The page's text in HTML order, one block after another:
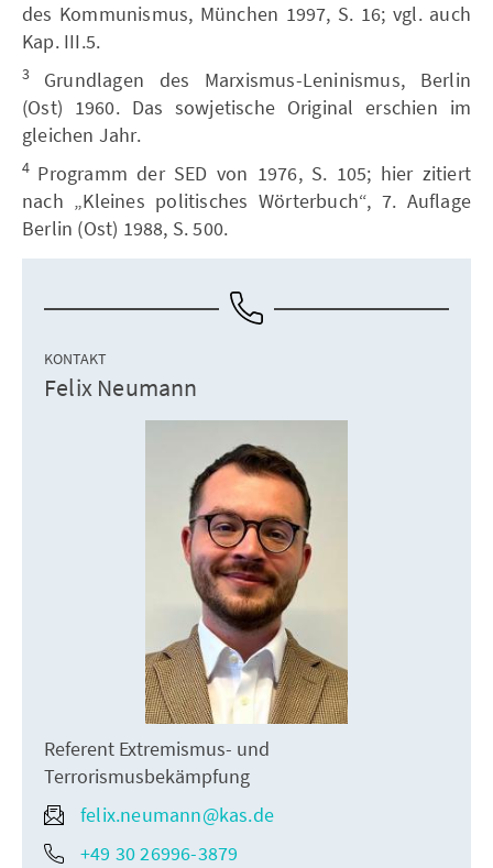
des Kommunismus, München 1997, S. 16; vgl. auch
Kap. III.5.
3 Grundlagen des Marxismus-Leninismus, Berlin
(Ost) 1960. Das sowjetische Original erschien im
gleichen Jahr.
4 Programm der SED von 1976, S. 105; hier zitiert
nach „Kleines politisches Wörterbuch“, 7. Auflage
Berlin (Ost) 1988, S. 500.
KONTAKT
Felix Neumann
Referent Extremismus- und
Terrorismusbekämpfung
felix.neumann@kas.de
+49 30 26996-3879